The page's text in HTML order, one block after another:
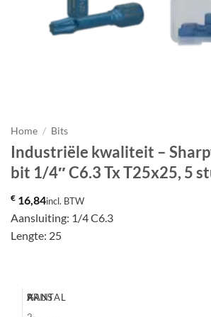
Home / Bits
Industriële kwaliteit –
bit 1/4″ C6.3 Tx T25x25, 5
€ 16,84incl. BTW
Aansluiting: 1/4 C6.3
Lengte: 25
AANTAL
%
PRIJS